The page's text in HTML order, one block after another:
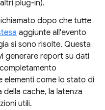
plug-in).
dopo che tutte
aggiunte all'evento
si sono risolte. Questa
generare report su dati
elementi come lo stato di
della cache, la latenza
utili.